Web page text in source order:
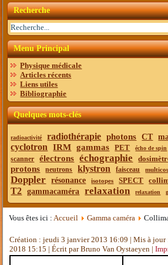
Recherche
Menu Principal
Physique médicale
Articles récents
Liens utiles
Bibliographie
Quelques mots-clés
radioactivité radiothérapie photons CT
cyclotron IRM gammas PET écho de spin
scanner
électrons échographie
protons neutrons klystron faisceau
Doppler résonance isotopes SPECT
T2 gammacaméra relaxation relaxation
Vous êtes ici :Accueil Gamma caméra
Création : jeudi 3 janvier 2013 16:09 |Mis à jour
2018 15:15 |Écrit par Bruno Van Oystaeyen |